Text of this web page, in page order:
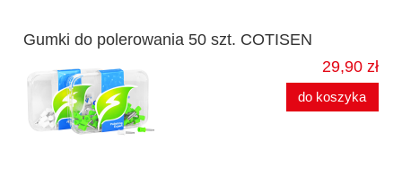
Gumki do polerowania 50 szt. COTISEN
29,90 zł
do koszyka